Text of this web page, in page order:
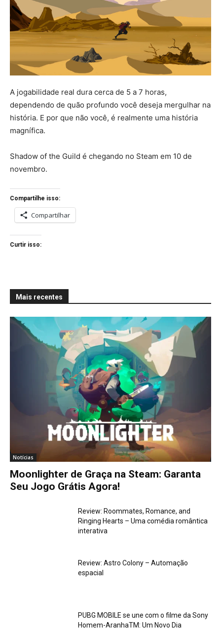
A jogabilidade real dura cerca de 5 a 7 horas,
dependendo de quão profundo você deseja mergulhar na
história. E por que não você, é realmente uma história
magnífica.
Shadow of the Guild é chegando no Steam em 10 de
novembro.
Compartilhe isso:
Compartilhar
Curtir isso:
Mais recentes
Notícias
Moonlighter de Graça na Steam: Garanta
Seu Jogo Grátis Agora!
Review: Roommates, Romance, and
Ringing Hearts – Uma comédia romântica
interativa
Review: Astro Colony – Automação
espacial
PUBG MOBILE se une com o filme da Sony
Homem-AranhaTM: Um Novo Dia